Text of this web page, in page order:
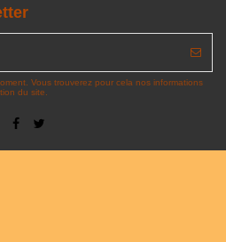
Vous trouverez pour cela nos informations
du site.